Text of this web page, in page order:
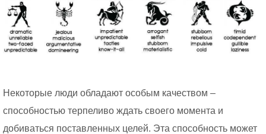
Некоторые люди обладают особым качеством –
способностью терпеливо ждать своего момента и
добиваться поставленных целей. Эта способность может